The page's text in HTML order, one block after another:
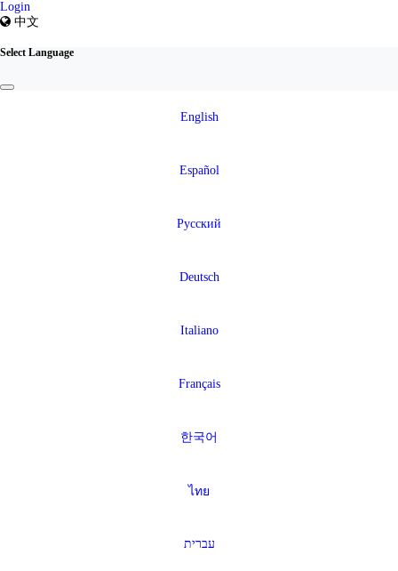
Login
中文
Select Language
English
Español
Русский
Deutsch
Italiano
Français
한국어
ไทย
עברית